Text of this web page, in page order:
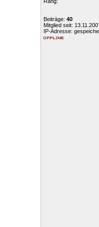
Beiträge: 40
Mitglied seit:
IP-Adresse: